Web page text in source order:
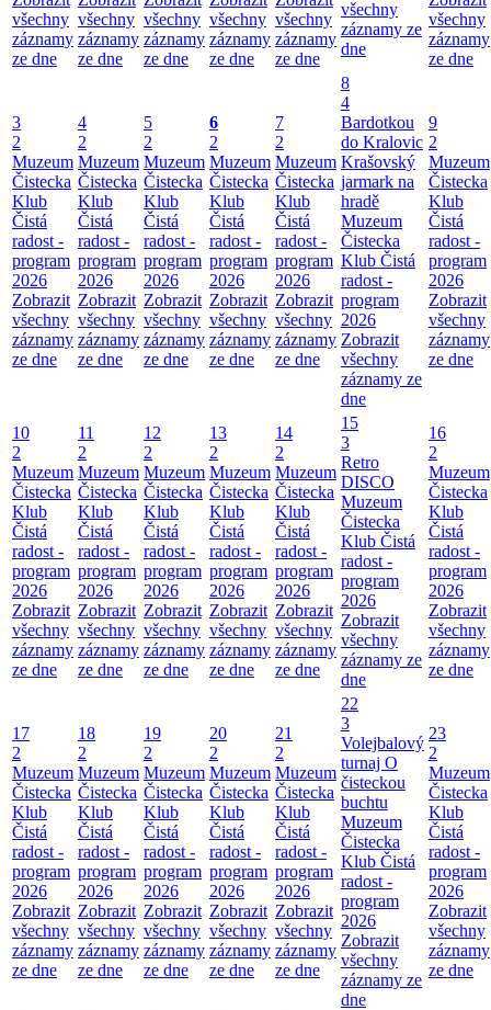
všechny
záznamy
ze dne
všechny
záznamy
ze dne
všechny
záznamy
ze dne
všechny
záznamy
ze dne
všechny
záznamy
ze dne
všechny
záznamy ze
dne
všechny
záznamy
ze dne
3
2
Muzeum
Čistecka
Klub
Čistá
radost -
program
2026
Zobrazit
všechny
záznamy
ze dne
4
2
Muzeum
Čistecka
Klub
Čistá
radost -
program
2026
Zobrazit
všechny
záznamy
ze dne
5
2
Muzeum
Čistecka
Klub
Čistá
radost -
program
2026
Zobrazit
všechny
záznamy
ze dne
6
2
Muzeum
Čistecka
Klub
Čistá
radost -
program
2026
Zobrazit
všechny
záznamy
ze dne
7
2
Muzeum
Čistecka
Klub
Čistá
radost -
program
2026
Zobrazit
všechny
záznamy
ze dne
8
4
Bardotkou
do Kralovic
Krašovský
jarmark na
hradě
Muzeum
Čistecka
Klub Čistá
radost -
program
2026
Zobrazit
všechny
záznamy ze
dne
9
2
Muzeum
Čistecka
Klub
Čistá
radost -
program
2026
Zobrazit
všechny
záznamy
ze dne
10
2
Muzeum
Čistecka
Klub
Čistá
radost -
program
2026
Zobrazit
všechny
záznamy
ze dne
11
2
Muzeum
Čistecka
Klub
Čistá
radost -
program
2026
Zobrazit
všechny
záznamy
ze dne
12
2
Muzeum
Čistecka
Klub
Čistá
radost -
program
2026
Zobrazit
všechny
záznamy
ze dne
13
2
Muzeum
Čistecka
Klub
Čistá
radost -
program
2026
Zobrazit
všechny
záznamy
ze dne
14
2
Muzeum
Čistecka
Klub
Čistá
radost -
program
2026
Zobrazit
všechny
záznamy
ze dne
15
3
Retro
DISCO
Muzeum
Čistecka
Klub Čistá
radost -
program
2026
Zobrazit
všechny
záznamy ze
dne
16
2
Muzeum
Čistecka
Klub
Čistá
radost -
program
2026
Zobrazit
všechny
záznamy
ze dne
17
2
Muzeum
Čistecka
Klub
Čistá
radost -
program
2026
Zobrazit
všechny
záznamy
ze dne
18
2
Muzeum
Čistecka
Klub
Čistá
radost -
program
2026
Zobrazit
všechny
záznamy
ze dne
19
2
Muzeum
Čistecka
Klub
Čistá
radost -
program
2026
Zobrazit
všechny
záznamy
ze dne
20
2
Muzeum
Čistecka
Klub
Čistá
radost -
program
2026
Zobrazit
všechny
záznamy
ze dne
21
2
Muzeum
Čistecka
Klub
Čistá
radost -
program
2026
Zobrazit
všechny
záznamy
ze dne
22
3
Volejbalový
turnaj O
čisteckou
buchtu
Muzeum
Čistecka
Klub Čistá
radost -
program
2026
Zobrazit
všechny
záznamy ze
dne
23
2
Muzeum
Čistecka
Klub
Čistá
radost -
program
2026
Zobrazit
všechny
záznamy
ze dne